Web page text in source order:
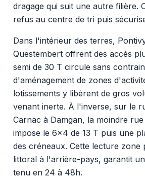
dragage qui suit une autre filière.
refus au centre de tri puis
Dans l'intérieur des terres,
Questembert offrent des accès
semi de 30 T circule sans
d'aménagement de zones
lotissements y libèrent de gros
venant inerte. À l'inverse, sur le
Carnac à Damgan, la moindre
impose le 6x4 de 13 T puis une
des créneaux. Cette lecture zone
littoral à l'arrière-pays, garantit
tenu en 24 à 48h.